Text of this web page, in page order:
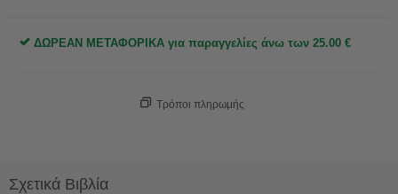
ΔΩΡΕΑΝ ΜΕΤΑΦΟΡΙΚΑ για παραγγελίες άνω των 25.00 €
Τρόποι πληρωμής
Σχετικά Βιβλία